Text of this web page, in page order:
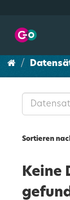
Sortieren
Keine